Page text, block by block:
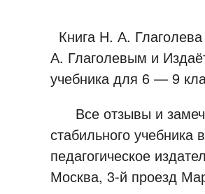
Книга Н. А.
А. Глаголевым и
учебника для 6 — 9
Все отзывы и
стабильного
педагогическое
Москва, 3-й проезд